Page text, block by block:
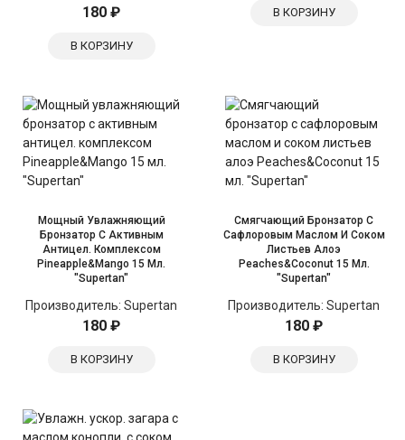
180 ₽
В КОРЗИНУ
В КОРЗИНУ
Мощный Увлажняющий
Бронзатор С Активным
Антицел. Комплексом
Pineapple&Mango 15 Мл.
"Supertan"
Производитель: Supertan
180 ₽
В КОРЗИНУ
Смягчающий Бронзатор С
Сафлоровым Маслом И Соком
Листьев Алоэ
Peaches&Coconut 15 Мл.
"Supertan"
Производитель: Supertan
180 ₽
В КОРЗИНУ